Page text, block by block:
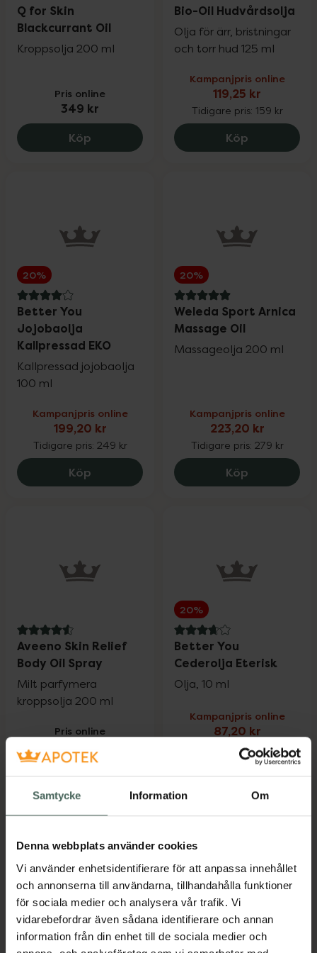
Samtycke Information Om
Denna webbplats använder cookies
Vi använder enhetsidentifierare för att anpassa innehållet
och annonserna till användarna, tillhandahålla funktioner
för sociala medier och analysera vår trafik. Vi
vidarebefordrar även sådana identifierare och annan
information från din enhet till de sociala medier och
Q for Skin
Blackcurrant Oil
Kroppsolja 200 ml
Pris online
349 kr
Köp Q for Skin Blackcurrant Oil, 349 kr.
Bio-Oil Hudvårdsolja
Olja för ärr, bristningar
och torr hud 125 ml
Kampanjpris online
119,25 kr
Tidigare pris: 159 kr
Köp Bio-Oil
20%
4 av 5 i omdöme
Better You
Jojobaolja
Kallpressad EKO
Kallpressad jojobaolja
100 ml
Kampanjpris online
199,20 kr
Tidigare pris: 249 kr
Köp Better You Jojobaolja Kallpressad
20%
5 av 5 i omdöme
Weleda Sport Arnica
Massage Oil
Massageolja 200 ml
Kampanjpris online
223,20 kr
Tidigare pris: 279 kr
Köp Weleda
4.6 av 5 i omdöme
Aveeno Skin Relief
Body Oil Spray
Milt parfymera
kroppsolja 200 ml
Pris online
KöpAveeno Skin Relief Body Oil Spray, 125
20%
3.7 av 5 i omdöme
Better You
Cederolja Eterisk
Olja, 10 ml
Kampanjpris online
87,20 kr
Tidigare pris: 109 kr
KöpBetter You
4.7 av 5 i omdöme
KIKI Health Organic
25%
4.5 av 5 i omdöme
Bio-Oil Hudvårdsolja